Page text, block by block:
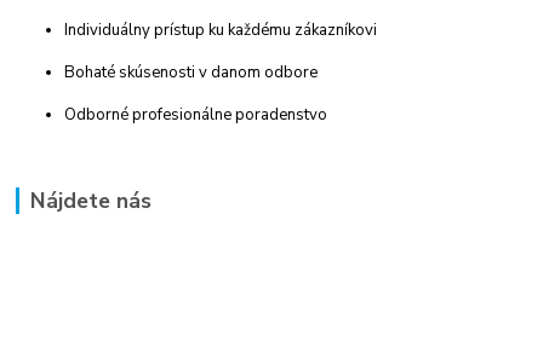
Individuálny prístup ku každému zákazníkovi
Bohaté skúsenosti v danom odbore
Odborné profesionálne poradenstvo
Nájdete nás